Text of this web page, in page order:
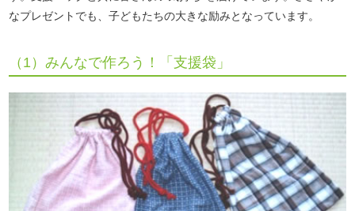
なプレゼントでも、子どもたちの大きな励みとなっています。
（1）みんなで作ろう！「支援袋」